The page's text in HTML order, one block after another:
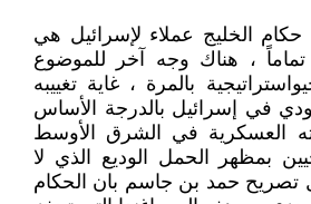
حكام الخليج عملاء لإسرائيل هي
، هناك وجه آخر للموضوع
بالمرة ، غاية تغييبه
في إسرائيل بالدرجة الأساس
العسكرية في الشرق الأوسط
بمظهر الحمل الوديع الذي لا
تصريح حمد بن جاسم بان الحكام